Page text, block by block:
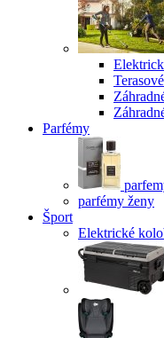
Parfémy
parfémy ženy
Šport
Elektrické